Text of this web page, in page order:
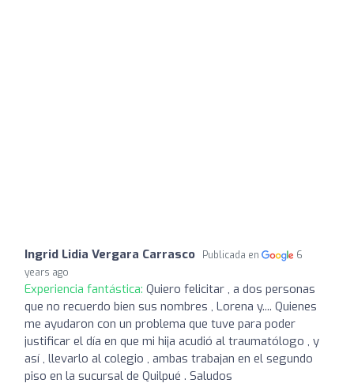
Ingrid Lidia Vergara Carrasco Publicada en
6
years ago
Experiencia fantástica: Quiero felicitar , a dos personas
que no recuerdo bien sus nombres , Lorena y.... Quienes
me ayudaron con un problema que tuve para poder
justificar el día en que mi hija acudió al traumatólogo , y
así , llevarlo al colegio , ambas trabajan en el segundo
piso en la sucursal de Quilpué . Saludos